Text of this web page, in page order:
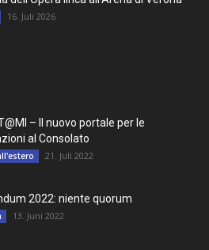
16. Juli 2026
– Il nuovo portale per le
al Consolato
21. Juli 2022
2022: niente quorum
13. Juni 2022